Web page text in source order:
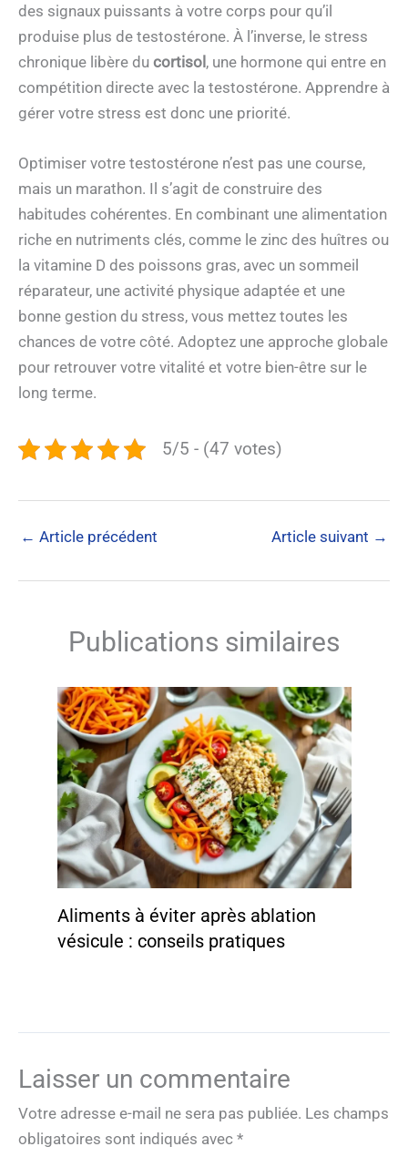
des signaux puissants à votre corps pour qu’il
produise plus de testostérone. À l’inverse, le stress
chronique libère du cortisol, une hormone qui entre en
compétition directe avec la testostérone. Apprendre à
gérer votre stress est donc une priorité.
Optimiser votre testostérone n’est pas une course,
mais un marathon. Il s’agit de construire des
habitudes cohérentes. En combinant une alimentation
riche en nutriments clés, comme le zinc des huîtres ou
la vitamine D des poissons gras, avec un sommeil
réparateur, une activité physique adaptée et une
bonne gestion du stress, vous mettez toutes les
chances de votre côté. Adoptez une approche globale
pour retrouver votre vitalité et votre bien-être sur le
long terme.
5/5 - (47 votes)
← Article précédent Article suivant →
Publications similaires
Aliments à éviter après ablation
vésicule : conseils pratiques
Laisser un commentaire
Votre adresse e-mail ne sera pas publiée. Les champs
obligatoires sont indiqués avec *